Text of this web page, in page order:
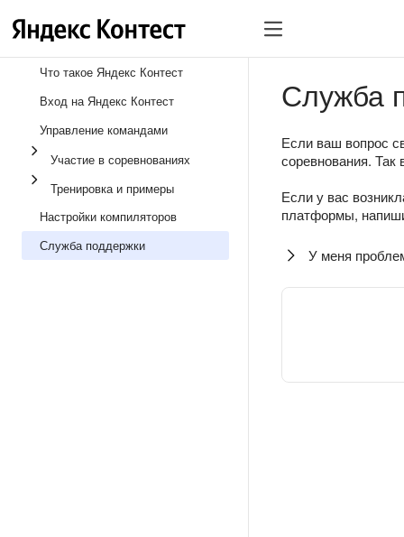
Что такое Яндекс Контест
Вход на Яндекс Контест
Управление командами
Участие в соревнованиях
Тренировка и примеры
Настройки компиляторов
Служба поддержки
Служба
Если ваш вопрос
соревнования. Так
Если у вас
платформы,
У меня